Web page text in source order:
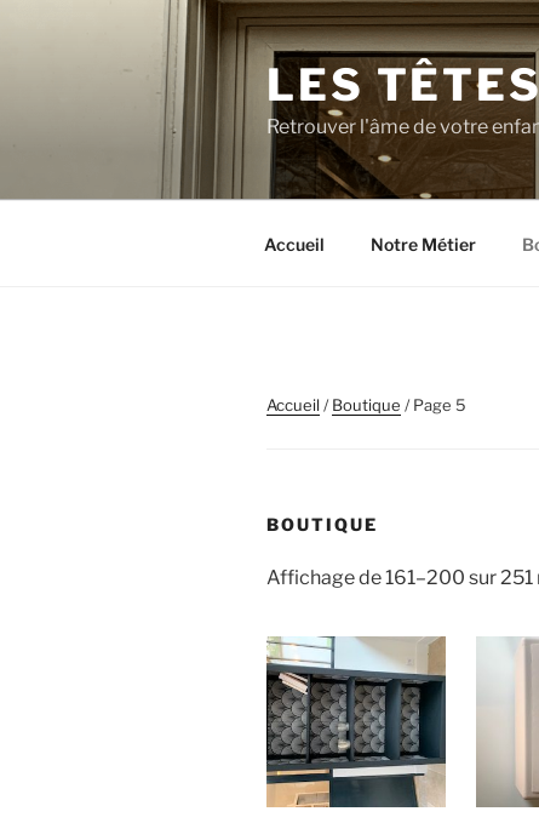
LES
Retrouver l'âme de votre
Accueil Notre Métier
Accueil/Boutique / Page 5
BOUTIQUE
Affichage de 161–200 sur